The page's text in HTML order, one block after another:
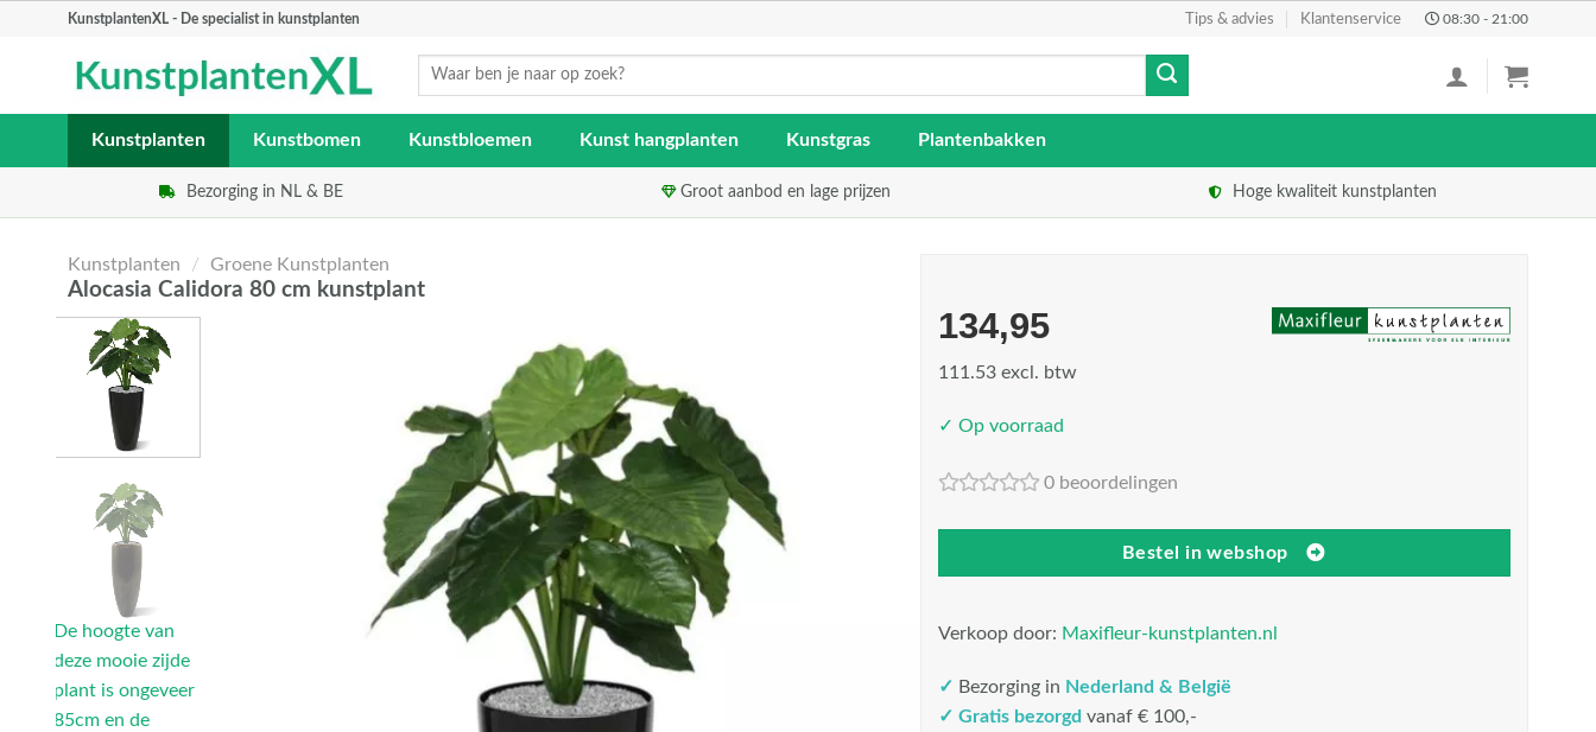
KunstplantenXL - De specialist in kunstplanten Tips & advies Klantenservice 08:30 - 21:00
Zoeken
Kunstplanten Kunstbomen Kunstbloemen Kunst hangplanten Kunstgras Plantenbakken
Bezorging in NL & BE Groot aanbod en lage prijzen Hoge kwaliteit kunstplanten
Kunstplanten / Groene Kunstplanten
Alocasia Calidora 80 cm kunstplant
De hoogte van
deze mooie zijde
plant is ongeveer
85cm en de
134,95
111.53 excl. btw
✓ Op voorraad
0 beoordelingen
Bestel in webshop
Verkoop door: Maxifleur-kunstplanten.nl
✓ Bezorging in Nederland & België
✓ Gratis bezorgd vanaf € 100,-